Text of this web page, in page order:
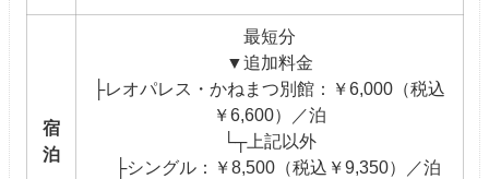
宿
泊
最短分
▼追加料金
├レオパレス・かねまつ別館：￥6,000（税込
￥6,600）／泊
└┬上記以外
├シングル：￥8,500（税込￥9,350）／泊